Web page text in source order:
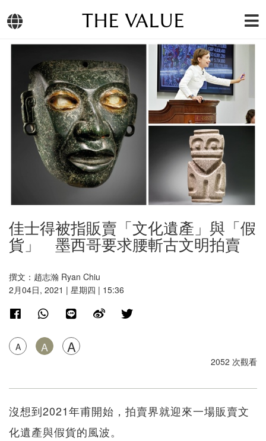
THE VALUE
佳士得被指販賣「文化遺產」與「假
貨」 墨西哥要求腰斬古文明拍賣
撰文：趙志瀚 Ryan Chiu
2月04日, 2021 | 星期四 | 15:36
A A A
2052 次觀看
沒想到2021年甫開始，拍賣界就迎來一場販賣文
化遺產與假貨的風波。